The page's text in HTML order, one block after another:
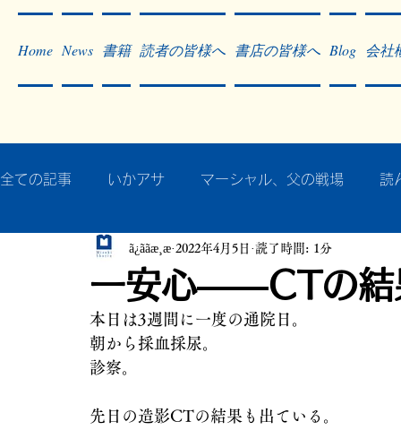
Home News 書籍 読者の皆様へ 書店の皆様へ Blog 会社
全ての記事 いかアサ マーシャル、父の戦場 読
秘蔵写真200枚でたどるアジア・太平洋戦争
作った本・作っている本 記事掲載・広告
一安心――CTの結
ã¿ããæ¸æ 2022年4月5日 読了時間: 1分
本日は3週間に一度の通院日。
朝から採血採尿。
診察。
先日の造影CTの結果も出ている。